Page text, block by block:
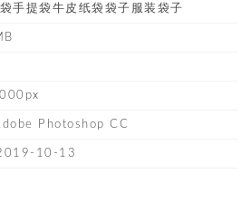
手提袋牛皮纸袋袋子服装袋子
Photoshop CC
10-13